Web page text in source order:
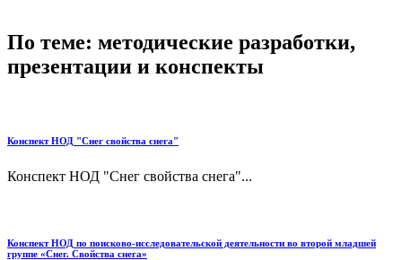
По теме: методические разработки,
презентации и конспекты
Конспект НОД "Снег свойства снега"
Конспект НОД "Снег свойства снега"...
Конспект НОД по поисково-исследовательской деятельности во второй младшей
группе «Снег. Свойства снега»